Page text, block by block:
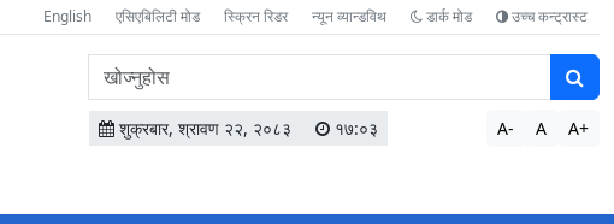
English एसिएबिलिटी मोड स्क्रिन रिडर न्यून व्यान्डविथ डार्क मोड उच्च कन्ट्रास्ट
वेबसाइटमा
सामग्री
खोज्नुहोस
शुक्रबार, श्रावण २२, २०८३ १७:०३ A- A A+